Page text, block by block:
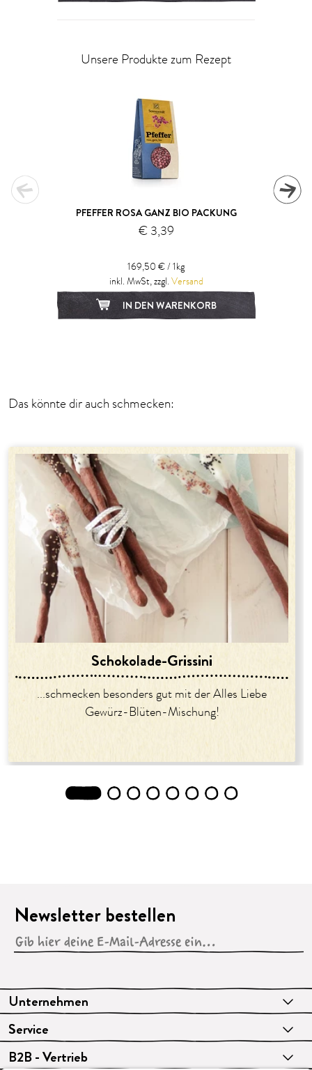
Unsere Produkte zum Rezept
PFEFFER ROSA GANZ BIO PACKUNG
€ 3,39
169,50 € / 1kg
inkl. MwSt, zzgl. Versand
IN DEN WARENKORB
Das könnte dir auch schmecken:
Schokolade-Grissini
...schmecken besonders gut mit der Alles Liebe
Gewürz-Blüten-Mischung!
2 3 4 5 6 7 8
Unternehmen
Service
B2B - Vertrieb
Newsletter bestellen